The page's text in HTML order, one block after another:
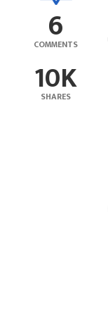
6
COMMENTS
10K
SHARES